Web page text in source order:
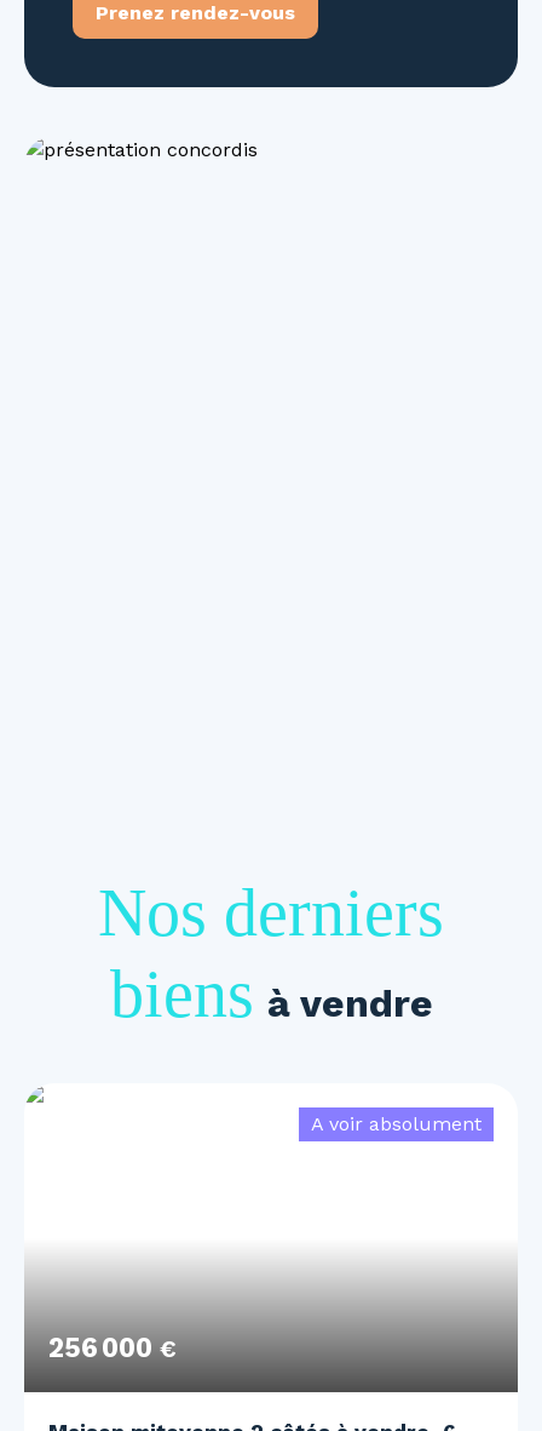
Prenez rendez-vous
Nos derniers
biens à vendre
256 000 €
A voir absolument